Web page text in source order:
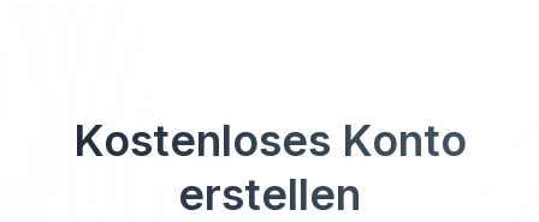
Kostenloses Konto
erstellen